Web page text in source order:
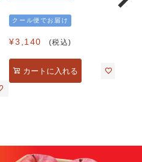
クール便でお届け
¥3,140 税込
カートに入れる